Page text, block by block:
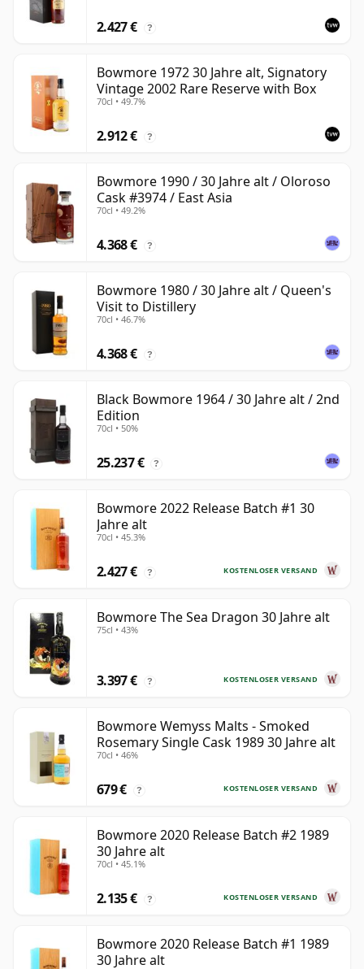
2.427 € ?
Bowmore 1972 30 Jahre alt, Signatory
Vintage 2002 Rare Reserve with Box
70cl • 49.7%
2.912 € ?
Bowmore 1990 / 30 Jahre alt / Oloroso
Cask #3974 / East Asia
70cl • 49.2%
4.368 € ?
Bowmore 1980 / 30 Jahre alt / Queen's
Visit to Distillery
70cl • 46.7%
4.368 € ?
Black Bowmore 1964 / 30 Jahre alt / 2nd
Edition
70cl • 50%
25.237 € ?
Bowmore 2022 Release Batch #1 30
Jahre alt
70cl • 45.3%
KOSTENLOSER VERSAND
2.427 € ?
Bowmore The Sea Dragon 30 Jahre alt
75cl • 43%
KOSTENLOSER VERSAND
3.397 € ?
Bowmore Wemyss Malts - Smoked
Rosemary Single Cask 1989 30 Jahre alt
70cl • 46%
KOSTENLOSER VERSAND
679 € ?
Bowmore 2020 Release Batch #2 1989
30 Jahre alt
70cl • 45.1%
KOSTENLOSER VERSAND
2.135 € ?
Bowmore 2020 Release Batch #1 1989
30 Jahre alt